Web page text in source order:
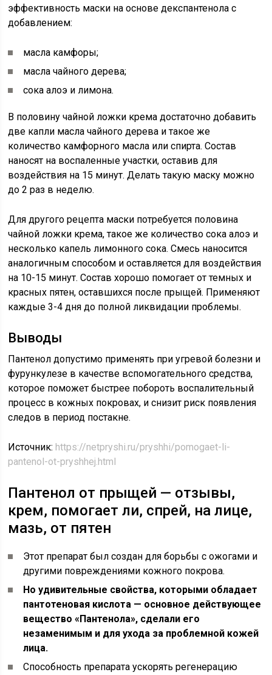
эффективность маски на основе декспантенола с
добавлением:
масла камфоры;
масла чайного дерева;
сока алоэ и лимона.
В половину чайной ложки крема достаточно добавить
две капли масла чайного дерева и такое же
количество камфорного масла или спирта. Состав
наносят на воспаленные участки, оставив для
воздействия на 15 минут. Делать такую маску можно
до 2 раз в неделю.
Для другого рецепта маски потребуется половина
чайной ложки крема, такое же количество сока алоэ и
несколько капель лимонного сока. Смесь наносится
аналогичным способом и оставляется для воздействия
на 10-15 минут. Состав хорошо помогает от темных и
красных пятен, оставшихся после прыщей. Применяют
каждые 3-4 дня до полной ликвидации проблемы.
Выводы
Пантенол допустимо применять при угревой болезни и
фурункулезе в качестве вспомогательного средства,
которое поможет быстрее побороть воспалительный
процесс в кожных покровах, и снизит риск появления
следов в период постакне.
Источник: https://netpryshi.ru/pryshhi/pomogaet-li-
pantenol-ot-pryshhej.html
Пантенол от прыщей — отзывы,
крем, помогает ли, спрей, на лице,
мазь, от пятен
Этот препарат был создан для борьбы с ожогами и
другими повреждениями кожного покрова.
Но удивительные свойства, которыми обладает
пантотеновая кислота — основное действующее
вещество «Пантенола», сделали его
незаменимым и для ухода за проблемной кожей
лица.
Способность препарата ускорять регенерацию